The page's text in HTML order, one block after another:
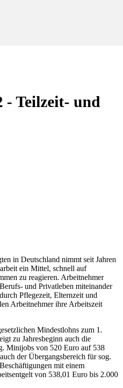
Teilzeit- und
in Deutschland nimmt seit Jahren
ein Mittel, schnell auf
zu reagieren. Arbeitnehmer
und Privatleben miteinander
Pflegezeit, Elternzeit und
Arbeitnehmer ihre ­Arbeitszeit
Mindestlohns zum 1.
zu Jahresbeginn auch die
Minijobs von 520 Euro auf 538
der Übergangsbereich für sog.
mit einem
von 538,01 Euro bis 2.000